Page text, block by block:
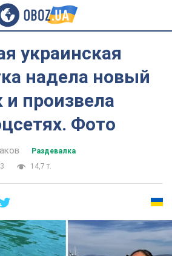
украинская
надела новый
и произвела
Фото
Раздевалка
14,7 т.